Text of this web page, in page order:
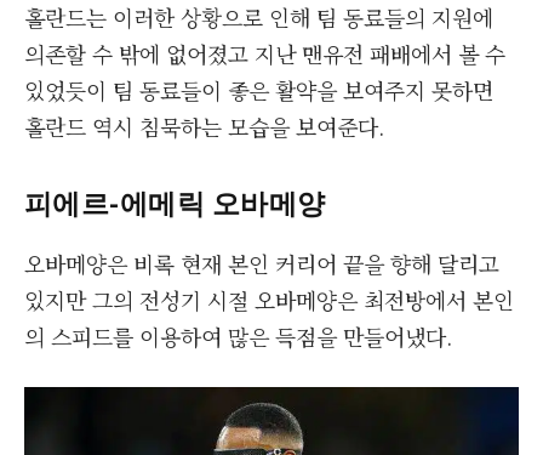
홀란드는 이러한 상황으로 인해 팀 동료들의 지원에
의존할 수 밖에 없어졌고 지난 맨유전 패배에서 볼 수
있었듯이 팀 동료들이 좋은 활약을 보여주지 못하면
홀란드 역시 침묵하는 모습을 보여준다.
피에르-에메릭 오바메양
오바메양은 비록 현재 본인 커리어 끝을 향해 달리고
있지만 그의 전성기 시절 오바메양은 최전방에서 본인
의 스피드를 이용하여 많은 득점을 만들어냈다.